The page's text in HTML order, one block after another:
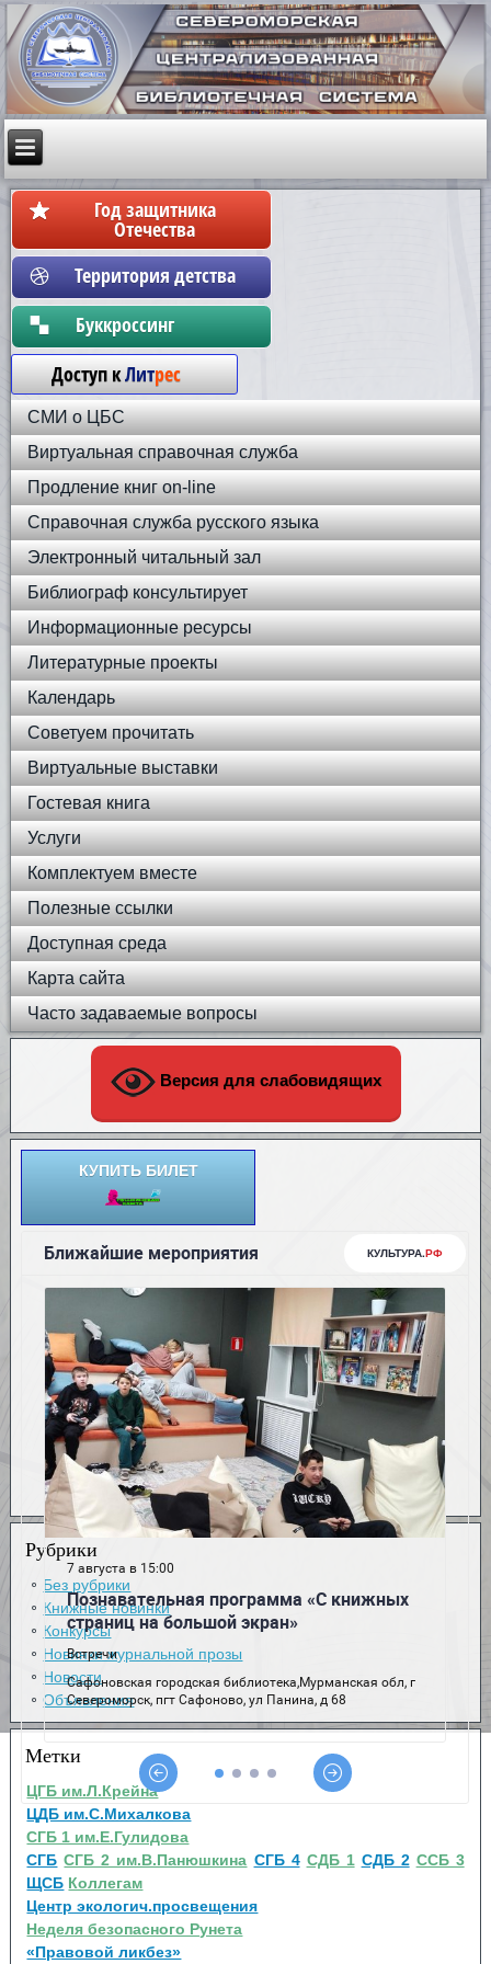
Год защитника
Отечества
Территория детства
Бyккpoccинг
Доступ кЛитрес
СМИ о ЦБС
Виртуальная справочная служба
Продление книг on-line
Справочная служба русского языка
Электронный читальный зал
Библиограф консультирует
Информационные ресурсы
Литературные проекты
Календарь
Советуем прочитать
Виртуальные выставки
Гостевая книга
Услуги
Комплектуем вместе
Полезные ссылки
Доступная среда
Карта сайта
Часто задаваемые вопросы
Версия для слабовидящих
КУПИТЬ БИЛЕТ
Рубрики
Без рубрики
Книжные новинки
Конкурсы
Новинки журнальной прозы
Новости
Объявления
Метки
ЦГБ им.Л.Крейна
ЦДБ им.С.Михалкова
СГБ 1 им.Е.Гулидова
СГБ СГБ 2 им.В.Панюшкина СГБ 4 СДБ 1 СДБ 2 ССБ 3
ЩСБ Коллегам
Центр экологич.просвещения
Неделя безопасного Рунета
«Правовой ликбез»